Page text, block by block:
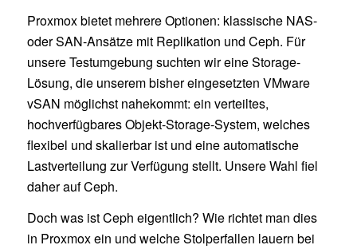
Proxmox bietet mehrere Optionen: klassische NAS-
oder SAN-Ansätze mit Replikation und Ceph. Für
unsere Testumgebung suchten wir eine Storage-
Lösung, die unserem bisher eingesetzten VMware
vSAN möglichst nahekommt: ein verteiltes,
hochverfügbares Objekt-Storage-System, welches
flexibel und skalierbar ist und eine automatische
Lastverteilung zur Verfügung stellt. Unsere Wahl fiel
daher auf Ceph.
Doch was ist Ceph eigentlich? Wie richtet man dies
in Proxmox ein und welche Stolperfallen lauern bei